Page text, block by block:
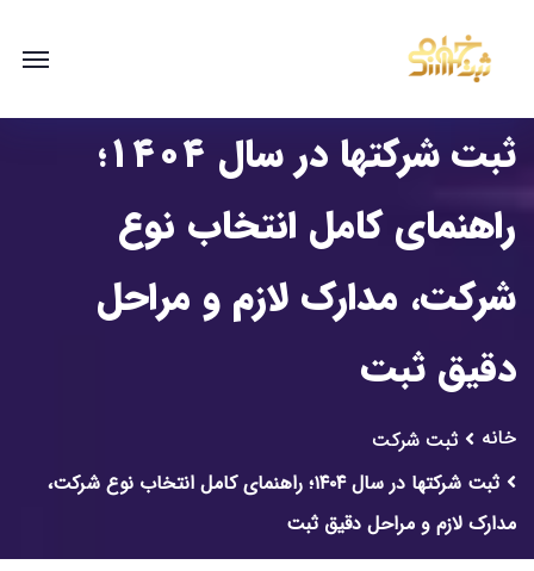
ثبت شرکتها در سال ۱۴۰۴؛
راهنمای کامل انتخاب نوع
شرکت، مدارک لازم و مراحل
دقیق ثبت
خانه
ثبت شرکت
ثبت شرکتها در سال ۱۴۰۴؛ راهنمای کامل انتخاب نوع شرکت،
مدارک لازم و مراحل دقیق ثبت